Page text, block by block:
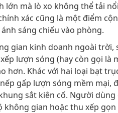
lớn mà lò xo không thể tải
xác cũng là một điểm
sáng chiếu vào phòng.
gian kinh doanh ngoài trời,
lượn sóng (hay còn gọi là
hơn. Khác với hai loại bạt
gấp lượn sóng mềm mại,
sắt kiên cố. Người
không gian hoặc thu xếp